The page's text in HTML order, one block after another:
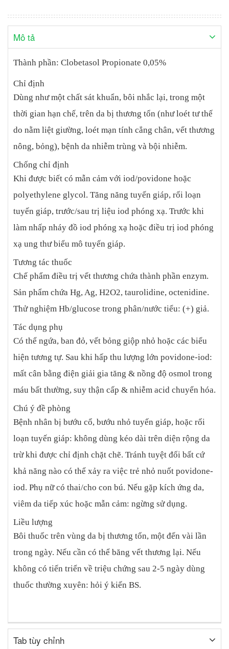
nào có thể xảy ra việc trẻ nhỏ nuốt povidone-iod. Phụ nữ có
thai/cho con bú. Nếu gặp kích ứng da, viêm da tiếp xúc hoặc mẫn
cảm: ngừng sử dụng. Liều lượng Bôi thuốc trên vùng da bị
thương tổn, một đến vài lần trong ngày. Nếu cần có thể băng vết
thương lại. Nếu không có tiến triển về triệu chứng sau 2-5 ngày
Mô tả
Thành phần: Clobetasol Propionate 0,05%
Chỉ định
Dùng như một chất sát khuẩn, bôi nhắc lại, trong một
thời gian hạn chế, trên da bị thương tổn (như loét tư thế
do nằm liệt giường, loét mạn tính cẳng chân, vết thương
nông, bỏng), bệnh da nhiễm trùng và bội nhiễm.
Chống chỉ định
Khi được biết có mẫn cảm với iod/povidone hoặc
polyethylene glycol. Tăng năng tuyến giáp, rối loạn
tuyến giáp, trước/sau trị liệu iod phóng xạ. Trước khi
làm nhấp nháy đồ iod phóng xạ hoặc điều trị iod phóng
xạ ung thư biểu mô tuyến giáp.
Tương tác thuốc
Chế phẩm điều trị vết thương chứa thành phần enzym.
Sản phẩm chứa Hg, Ag, H2O2, taurolidine, octenidine.
Thử nghiệm Hb/glucose trong phân/nước tiểu: (+) giả.
Tác dụng phụ
Có thể ngứa, ban đỏ, vết bỏng giộp nhỏ hoặc các biểu
hiện tương tự. Sau khi hấp thu lượng lớn povidone-iod:
mất cân bằng điện giải gia tăng & nồng độ osmol trong
máu bất thường, suy thận cấp & nhiễm acid chuyển hóa.
Chú ý đề phòng
Bệnh nhân bị bướu cổ, bướu nhỏ tuyến giáp, hoặc rối
loạn tuyến giáp: không dùng kéo dài trên diện rộng da
trừ khi được chỉ định chặt chẽ. Tránh tuyệt đối bất cứ
khả năng nào có thể xảy ra việc trẻ nhỏ nuốt povidone-
iod. Phụ nữ có thai/cho con bú. Nếu gặp kích ứng da,
viêm da tiếp xúc hoặc mẫn cảm: ngừng sử dụng.
Liều lượng
Bôi thuốc trên vùng da bị thương tổn, một đến vài lần
trong ngày. Nếu cần có thể băng vết thương lại. Nếu
không có tiến triển về triệu chứng sau 2-5 ngày dùng
thuốc thường xuyên: hỏi ý kiến BS.
Tab tùy chỉnh